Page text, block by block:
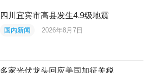
四川宜宾市高县发生4.9级地震
国内新闻 2026年8月7日
多家光伏龙头回应美国加征关税